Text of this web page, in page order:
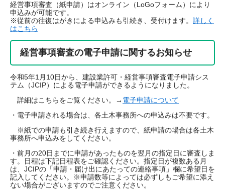
経営事項審査（紙申請）はオンライン（LoGoフォーム）により
申込みが可能です。
※従前の往復はがきによる申込みも引続き、受付けます。 詳しく
はこちら
経営事項審査の電子申請に関するお知らせ
令和5年1月10日から、建設業許可・経営事項審査電子申請シス
テム（JCIP）による電子申請ができるようになりました。
詳細はこちらをご覧ください。→ 電子申請について
・電子申請される場合は、各土木事務所への申込みは不要です。
※紙での申請も引き続き行えますので、紙申請の場合は各土木
事務所へ申込みをしてください。
・前月の20日までに申請があったものを翌月の指定日に審査しま
す。日程は下記日程表をご確認ください。指定日が複数ある月
は、JCIPの「申請・届け出にあたっての連絡事項」欄に希望日を
記入してください。※申請数等によっては必ずしもご希望に添え
ない場合がございますのでご注意ください。